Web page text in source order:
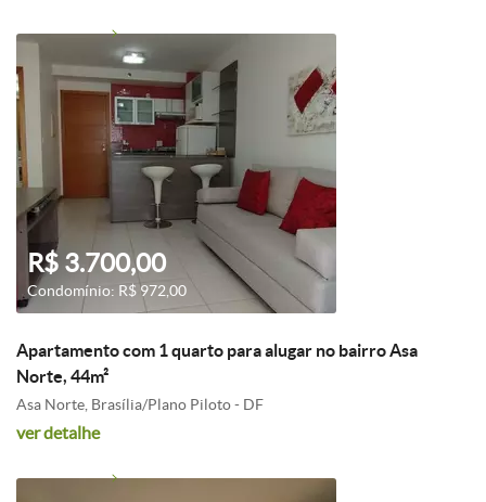
R$ 3.700,00
Condomínio: R$ 972,00
Apartamento com 1 quarto para alugar no bairro Asa
Norte, 44m²
Asa Norte, Brasília/Plano Piloto - DF
ver detalhe